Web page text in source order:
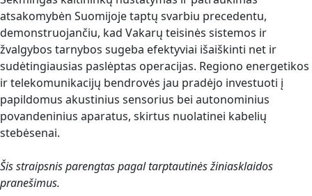
atsakomybėn Suomijoje taptų svarbiu precedentu,
demonstruojančiu, kad Vakarų teisinės sistemos ir
žvalgybos tarnybos sugeba efektyviai išaiškinti net ir
sudėtingiausias paslėptas operacijas. Regiono energetikos
ir telekomunikacijų bendrovės jau pradėjo investuoti į
papildomus akustinius sensorius bei autonominius
povandeninius aparatus, skirtus nuolatinei kabelių
stebėsenai.
Šis straipsnis parengtas pagal tarptautinės žiniasklaidos
pranešimus.